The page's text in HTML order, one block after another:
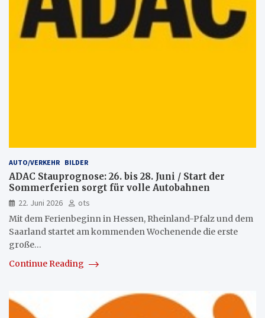
AUTO/VERKEHR BILDER
ADAC Stauprognose: 26. bis 28. Juni / Start der
Sommerferien sorgt für volle Autobahnen
22. Juni 2026
ots
Mit dem Ferienbeginn in Hessen, Rheinland-Pfalz und dem
Saarland startet am kommenden Wochenende die erste
große…
Continue Reading